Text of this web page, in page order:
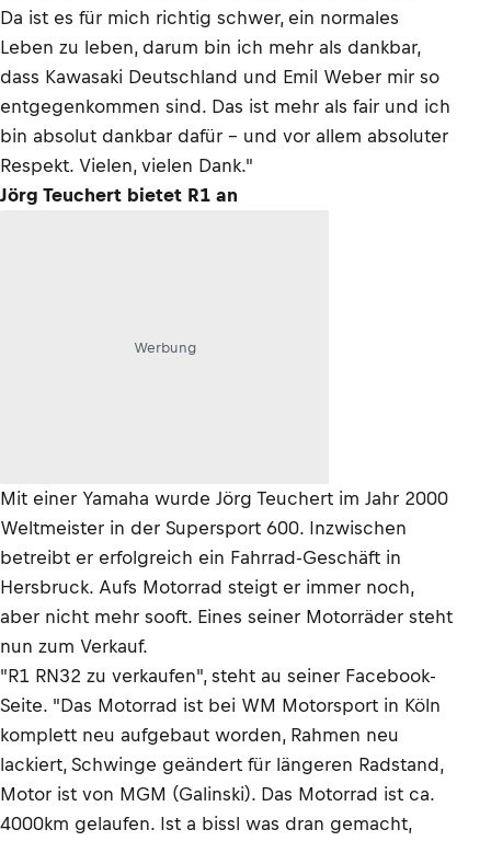
Da ist es für mich richtig schwer, ein normales
Leben zu leben, darum bin ich mehr als dankbar,
dass Kawasaki Deutschland und Emil Weber mir so
entgegenkommen sind. Das ist mehr als fair und ich
bin absolut dankbar dafür - und vor allem absoluter
Respekt. Vielen, vielen Dank."
Jörg Teuchert bietet R1 an
Werbung
Mit einer Yamaha wurde Jörg Teuchert im Jahr 2000
Weltmeister in der Supersport 600. Inzwischen
betreibt er erfolgreich ein Fahrrad-Geschäft in
Hersbruck. Aufs Motorrad steigt er immer noch,
aber nicht mehr sooft. Eines seiner Motorräder steht
nun zum Verkauf.
"R1 RN32 zu verkaufen", steht au seiner Facebook-
Seite. "Das Motorrad ist bei WM Motorsport in Köln
komplett neu aufgebaut worden, Rahmen neu
lackiert, Schwinge geändert für längeren Radstand,
Motor ist von MGM (Galinski). Das Motorrad ist ca.
4000km gelaufen. Ist a bissl was dran gemacht,